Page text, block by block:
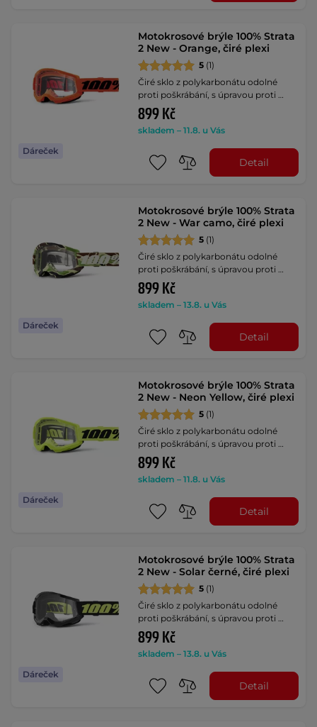
Dáreček
Motokrosové brýle 100% Strata
2 New - Orange, čiré plexi
5 (1)
Čiré sklo z polykarbonátu odolné
proti poškrábání, s úpravou proti …
899 Kč
skladem – 11.8. u Vás
Detail
Dáreček
Motokrosové brýle 100% Strata
2 New - War camo, čiré plexi
5 (1)
Čiré sklo z polykarbonátu odolné
proti poškrábání, s úpravou proti …
899 Kč
skladem – 13.8. u Vás
Detail
Dáreček
Motokrosové brýle 100% Strata
2 New - Neon Yellow, čiré plexi
5 (1)
Čiré sklo z polykarbonátu odolné
proti poškrábání, s úpravou proti …
899 Kč
skladem – 11.8. u Vás
Detail
Dáreček
Motokrosové brýle 100% Strata
2 New - Solar černé, čiré plexi
5 (1)
Čiré sklo z polykarbonátu odolné
proti poškrábání, s úpravou proti …
899 Kč
skladem – 13.8. u Vás
Detail